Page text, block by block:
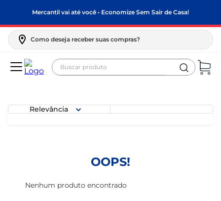
Mercantil vai até você • Economize Sem Sair de Casa!
Como deseja receber suas compras?
Buscar produto
Relevância
OOPS!
Nenhum produto encontrado
frango
leite pó